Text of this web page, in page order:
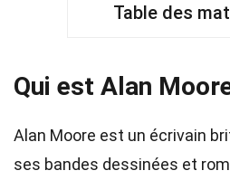
Table des
Qui est Alan
Alan Moore est un écrivain
ses bandes dessinées et